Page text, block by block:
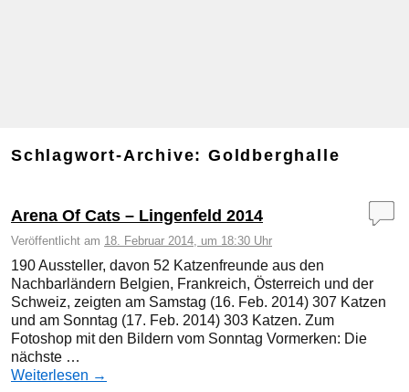
Schlagwort-Archive:Goldberghalle
Arena Of Cats – Lingenfeld 2014
Veröffentlicht am 18. Februar 2014, um 18:30 Uhr
190 Aussteller, davon 52 Katzenfreunde aus den
Nachbarländern Belgien, Frankreich, Österreich und der
Schweiz, zeigten am Samstag (16. Feb. 2014) 307 Katzen
und am Sonntag (17. Feb. 2014) 303 Katzen. Zum
Fotoshop mit den Bildern vom Sonntag Vormerken: Die
nächste …
Weiterlesen →